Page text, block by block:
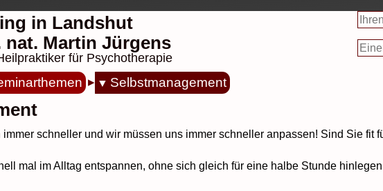
in Landshut
nat. Martin Jürgens
für Psychotherapie
Selbstmanagement
schneller und wir müssen uns immer schneller anpassen! Sind Sie fit
mal im Alltag entspannen, ohne sich gleich für eine halbe Stunde